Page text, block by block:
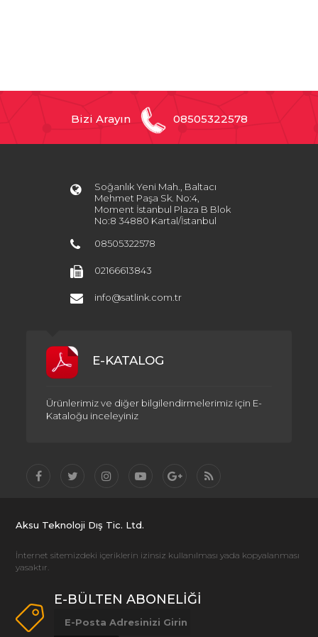
Bizi Arayın 08505322578
Soğanlık Yeni Mah., Baltacı
Mehmet Paşa Sk. No:4,
Moment İstanbul Plaza B Blok
No:8 34880 Kartal/İstanbul
08505322578
02166613843
info@satlink.com.tr
E-KATALOG
Ürünlerimiz ve diğer bilgilendirmelerimiz için E-
Kataloğu inceleyiniz
Aksu Teknoloji Dış Tic. Ltd.
İnternet sitemizdeki içeriklerin izinsiz kullanılması yada kopyalanması
yasaktır.
E-BÜLTEN ABONELİĞİ